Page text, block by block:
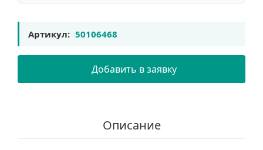
Артикул: 50106468
Добавить в заявку
Описание